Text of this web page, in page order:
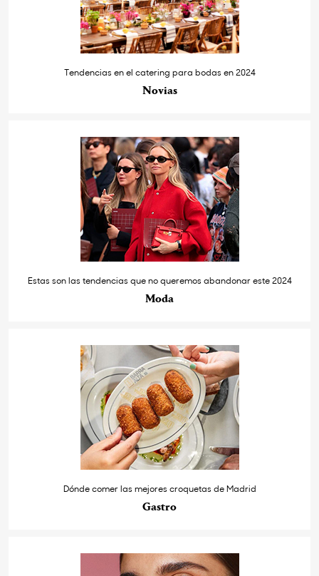
Tendencias en el catering para bodas en 2024
Novias
Estas son las tendencias que no queremos abandonar este 2024
Moda
Dónde comer las mejores croquetas de Madrid
Gastro